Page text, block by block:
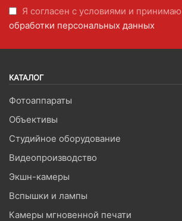
Я согласен с условиями и принимаю
обработки персональных данных
КАТАЛОГ
Фотоаппараты
Объективы
Студийное оборудование
Видеопроизводство
Экшн-камеры
Вспышки и лампы
Камеры мгновенной печати